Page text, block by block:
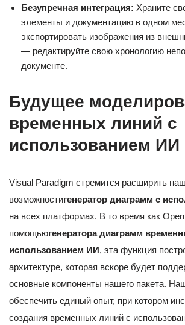
Безупречная интеграция: Храните
элементы и документацию в одном
экспортировать изображения из
— редактируйте свою хронологию
документе.
Будущее
временных линий с
использованием ИИ
Visual Paradigm стремится расширить
возможностигенератор диаграмм с
на всех платформах. В то время как
помощьюгенератора диаграмм
использованием ИИ, эта функция
архитектуре, которая вскоре будет
основные компоненты нашего пакета.
обеспечить единый опыт, при котором
создания временных линий с